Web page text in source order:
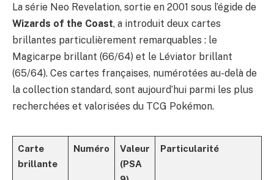
La série Neo Revelation, sortie en 2001 sous l’égide de
Wizards of the Coast, a introduit deux cartes
brillantes particulièrement remarquables : le
Magicarpe brillant (66/64) et le Léviator brillant
(65/64). Ces cartes françaises, numérotées au-delà de
la collection standard, sont aujourd’hui parmi les plus
recherchées et valorisées du TCG Pokémon.
Carte
brillante
Numéro
Valeur
(PSA
Particularité